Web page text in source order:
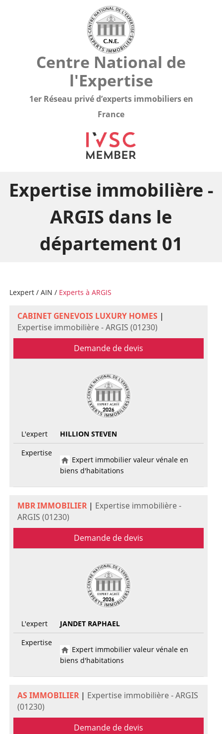
Centre National de
l'Expertise
1er Réseau privé d’experts immobiliers en
France
Expertise immobilière -
ARGIS dans le
département 01
Lexpert/ AIN / Experts à ARGIS
CABINET GENEVOIS LUXURY HOMES |
Expertise immobilière - ARGIS (01230)
Demande de devis
L'expert
HILLION STEVEN
Expertise
Expert immobilier valeur vénale en
biens d'habitations
MBR IMMOBILIER| Expertise immobilière -
ARGIS (01230)
Demande de devis
L'expert
JANDET RAPHAEL
Expertise
Expert immobilier valeur vénale en
biens d'habitations
AS IMMOBILIER| Expertise immobilière - ARGIS
(01230)
Demande de devis